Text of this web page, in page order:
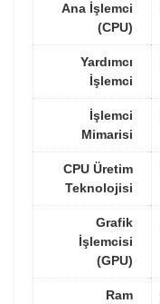
Ana İşlemci
(CPU)
Yardımcı
İşlemci
İşlemci
Mimarisi
CPU Üretim
Teknolojisi
Grafik
İşlemcisi
(GPU)
Ram